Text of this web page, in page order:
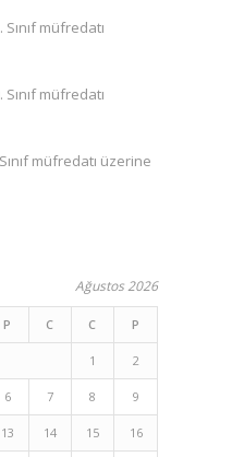
müfredatı
müfredatı
müfredatı üzerine
Ağustos 2026
P C C P
1 2
6 7 8 9
13 14 15 16